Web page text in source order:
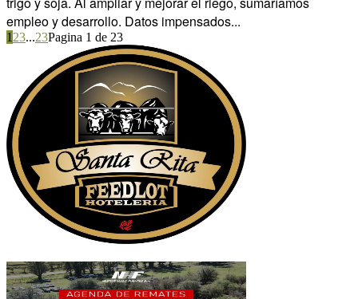
empleo y desarrollo. Datos impensados...
1 23...23Pagina 1 de 23